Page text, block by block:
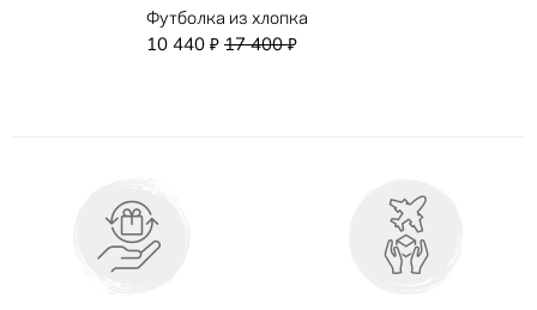
Футболка из хлопка
10 440 ₽ 17 400₽